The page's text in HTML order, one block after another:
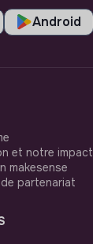
Android
et notre impact
makesense
partenariat